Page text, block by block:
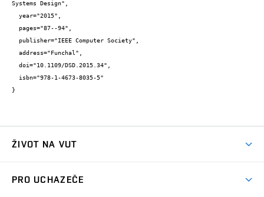
Systems Design",
}
ŽIVOT NA VUT
PRO UCHAZEČE